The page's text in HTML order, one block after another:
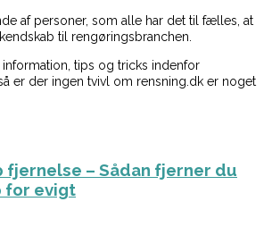
af personer, som alle har det til fælles, at
til rengøringsbranchen.
tips og tricks indenfor
er der ingen tvivl om rensning.dk er noget
fjernelse – Sådan fjerner du
for evigt